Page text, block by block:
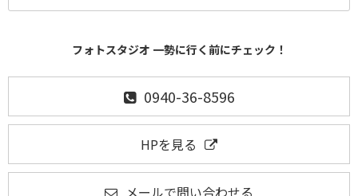
フォトスタジオ 一勢に行く前にチェック！
0940-36-8596
HPを見る